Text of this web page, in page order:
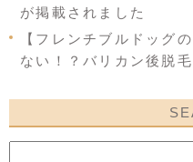
が掲載されました
【フレンチブルドッグ
ない！？バリカン後脱